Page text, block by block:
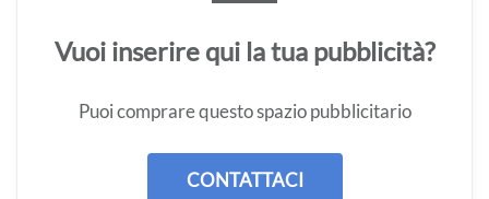
Vuoi inserire qui la tua pubblicità?
Puoi comprare questo spazio pubblicitario
CONTATTACI